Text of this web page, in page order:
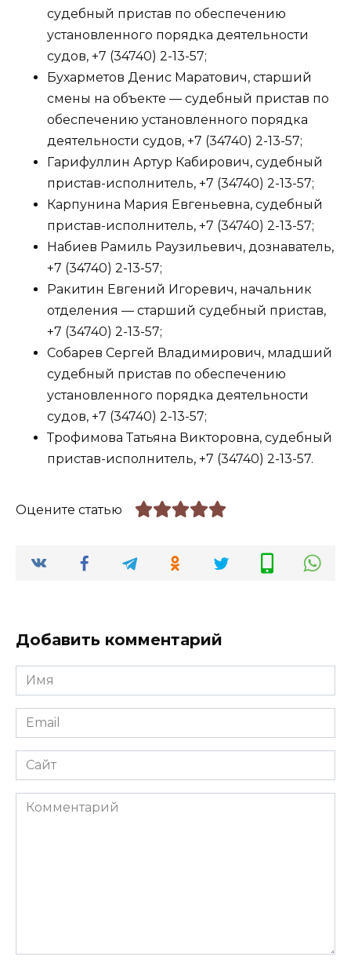
судебный пристав по обеспечению
установленного порядка деятельности
судов, +7 (34740) 2-13-57;
Бухарметов Денис Маратович, старший
смены на объекте — судебный пристав по
обеспечению установленного порядка
деятельности судов, +7 (34740) 2-13-57;
Гарифуллин Артур Кабирович, судебный
пристав-исполнитель, +7 (34740) 2-13-57;
Карпунина Мария Евгеньевна, судебный
пристав-исполнитель, +7 (34740) 2-13-57;
Набиев Рамиль Раузильевич, дознаватель,
+7 (34740) 2-13-57;
Ракитин Евгений Игоревич, начальник
отделения — старший судебный пристав,
+7 (34740) 2-13-57;
Собарев Сергей Владимирович, младший
судебный пристав по обеспечению
установленного порядка деятельности
судов, +7 (34740) 2-13-57;
Трофимова Татьяна Викторовна, судебный
пристав-исполнитель, +7 (34740) 2-13-57.
Оцените статью
Добавить комментарий
Имя
*
Email
*
Сайт
Комментарий